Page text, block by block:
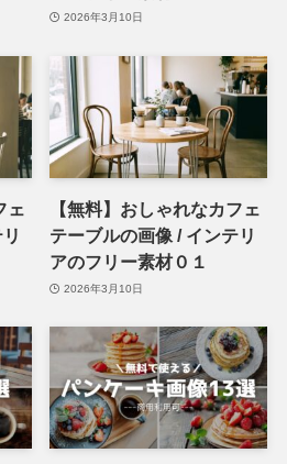
2026年3月10日
ェ
【無料】おしゃれなカフェ
テーブルの画像 / インテリ
アのフリー素材０１
2026年3月10日